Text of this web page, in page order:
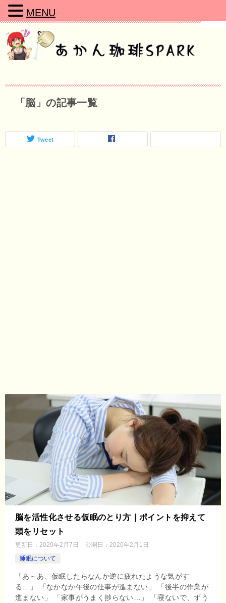
「脳」の記事一覧
Tweet
脳を活性化させる仮眠のとり方｜ポイントを抑えて
頭をリセット
更新日： 2020年2月7日 公開日： 2020年2月1日
睡眠について
「あ～あ、仮眠したらなんか逆に疲れたような気がす
る…」 「なかなか午後の仕事が進まない」 「後半の作業が
進まない」 「家事がうまく捗らない…」 「寝ないで、ずう
MENU